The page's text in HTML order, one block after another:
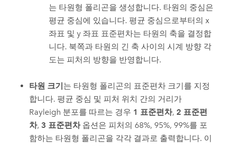
는 타원형 폴리곤을 생성합니다. 타원의 중심은
평균 중심에 있습니다. 평균 중심으로부터의 x
좌표 및 y 좌표 표준편차는 타원의 축을 결정합
니다. 북쪽과 타원의 긴 축 사이의 시계 방향 각
도는 피처의 방향을 반영합니다.
타원 크기 는 타원형 폴리곤의 표준편차 크기를 지정
합니다. 평균 중심 및 피처 위치 간의 거리가
Rayleigh 분포를 따르는 경우 1 표준편차, 2 표준편
차,3 표준편차옵션은 피처의 68%, 95%, 99%를 포
함하는 타원형 폴리곤을 각각 결과로 출력합니다. 이